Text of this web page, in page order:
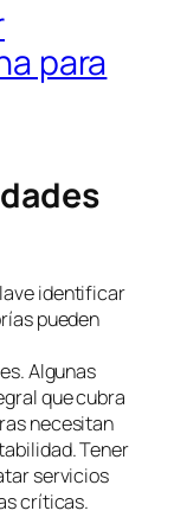
para
identificar
pueden
Algunas
que cubra
necesitan
Tener
servicios
críticas.